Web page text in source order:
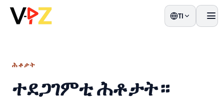
TI
ሕቶታት
ተደጋገምቲ ሕቶታት።